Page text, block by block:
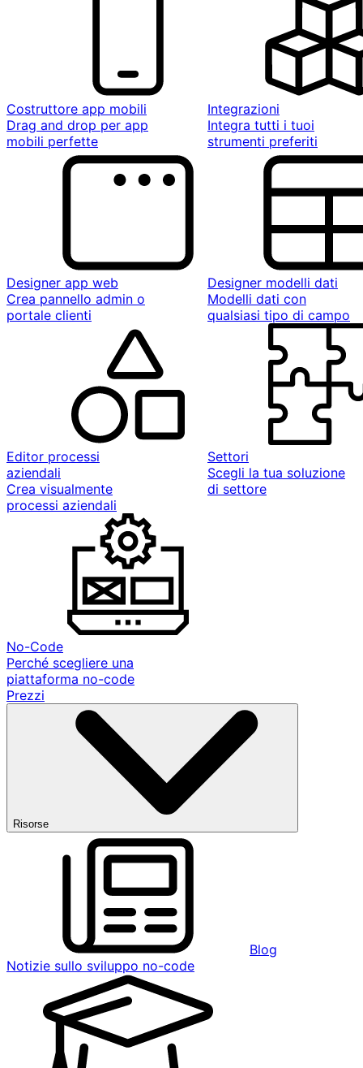
Costruttore app mobili
Drag and drop per app
mobili perfette
Integrazioni
Integra tutti i tuoi
strumenti preferiti
Designer app web
Crea pannello admin o
portale clienti
Designer modelli dati
Modelli dati con
qualsiasi tipo di campo
Editor processi
aziendali
Crea visualmente
processi aziendali
Settori
Scegli la tua soluzione
di settore
No-Code
Perché scegliere una
piattaforma no-code
Prezzi
Risorse
Blog
Notizie sullo sviluppo no-code